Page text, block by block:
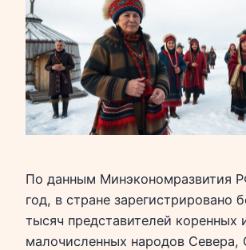
По данным Минэкономразвития
год, в стране зарегистрировано
тысяч представителей коренных
малочисленных народов Севера,